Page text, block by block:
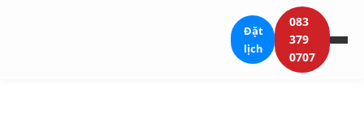
Đặt
lịch
083
379
0707